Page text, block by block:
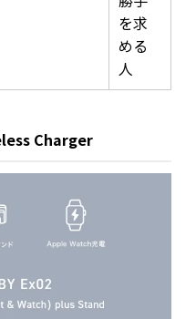
を求
める
人
Charger